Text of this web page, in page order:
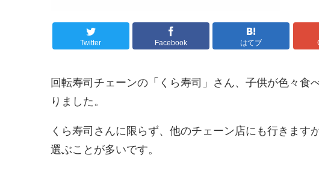
Twitter Facebook はてブ
回転寿司チェーンの「くら寿司」さん、子供が色々食
りました。
くら寿司さんに限らず、他のチェーン店にも行きます
選ぶことが多いです。